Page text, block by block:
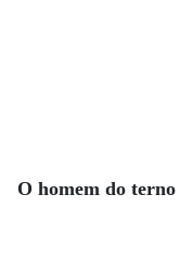
O homem do